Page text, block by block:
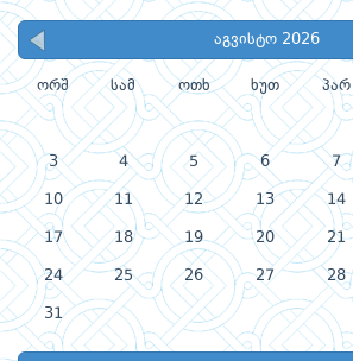
აგვისტო 2026
ორშ სამ ოთხ ხუთ პარ
3 4 5 6 7
10 11 12 13 14
17 18 19 20 21
24 25 26 27 28
31